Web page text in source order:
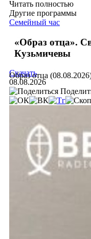
Читать полностью
Другие программы
Семейный час
«Образ отца».
Кузьмичевы
Образ отца
Скачать
08.08.2026